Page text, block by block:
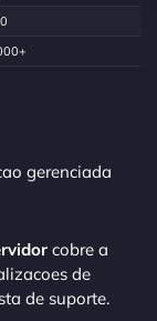
gerenciada
cobre a
de
de suporte.